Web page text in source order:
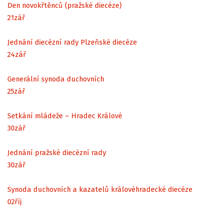
Den novokřtěnců (pražské diecéze)
21zář
Jednání diecézní rady Plzeňské diecéze
24zář
Generální synoda duchovních
25zář
Setkání mládeže – Hradec Králové
30zář
Jednání pražské diecézní rady
30zář
Synoda duchovních a kazatelů královéhradecké diecéze
02říj